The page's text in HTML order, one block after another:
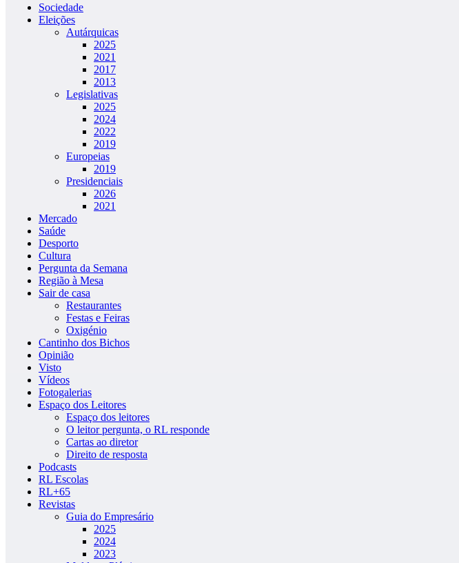
Sociedade
Eleições
Autárquicas
2025
2021
2017
2013
Legislativas
2025
2024
2022
2019
Europeias
2019
Presidenciais
2026
2021
Mercado
Saúde
Desporto
Cultura
Pergunta da Semana
Região à Mesa
Sair de casa
Restaurantes
Festas e Feiras
Oxigénio
Cantinho dos Bichos
Opinião
Visto
Vídeos
Fotogalerias
Espaço dos Leitores
Espaço dos leitores
O leitor pergunta, o RL responde
Cartas ao diretor
Direito de resposta
Podcasts
RL Escolas
RL+65
Revistas
Guia do Empresário
2025
2024
2023